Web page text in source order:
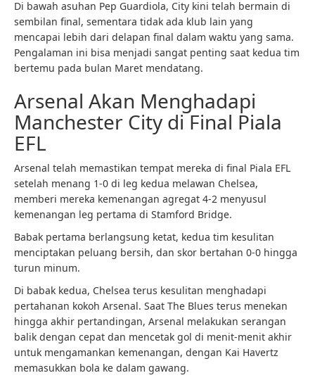
Di bawah asuhan Pep Guardiola, City kini telah bermain di
sembilan final, sementara tidak ada klub lain yang
mencapai lebih dari delapan final dalam waktu yang sama.
Pengalaman ini bisa menjadi sangat penting saat kedua tim
bertemu pada bulan Maret mendatang.
Arsenal Akan Menghadapi
Manchester City di Final Piala
EFL
Arsenal telah memastikan tempat mereka di final Piala EFL
setelah menang 1-0 di leg kedua melawan Chelsea,
memberi mereka kemenangan agregat 4-2 menyusul
kemenangan leg pertama di Stamford Bridge.
Babak pertama berlangsung ketat, kedua tim kesulitan
menciptakan peluang bersih, dan skor bertahan 0-0 hingga
turun minum.
Di babak kedua, Chelsea terus kesulitan menghadapi
pertahanan kokoh Arsenal. Saat The Blues terus menekan
hingga akhir pertandingan, Arsenal melakukan serangan
balik dengan cepat dan mencetak gol di menit-menit akhir
untuk mengamankan kemenangan, dengan Kai Havertz
memasukkan bola ke dalam gawang.